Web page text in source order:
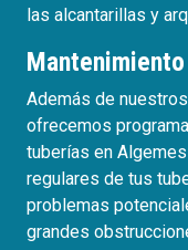
las alcantarillas y
Además de
ofrecemos
tuberías en
regulares de tus
problemas
grandes